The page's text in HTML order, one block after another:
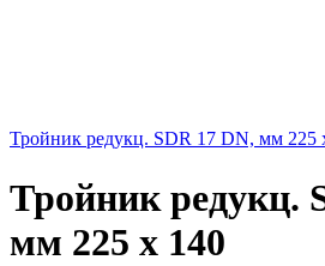
Тройник редукц. SDR 17 DN, мм 225
Тройник редукц.
мм 225 x 140